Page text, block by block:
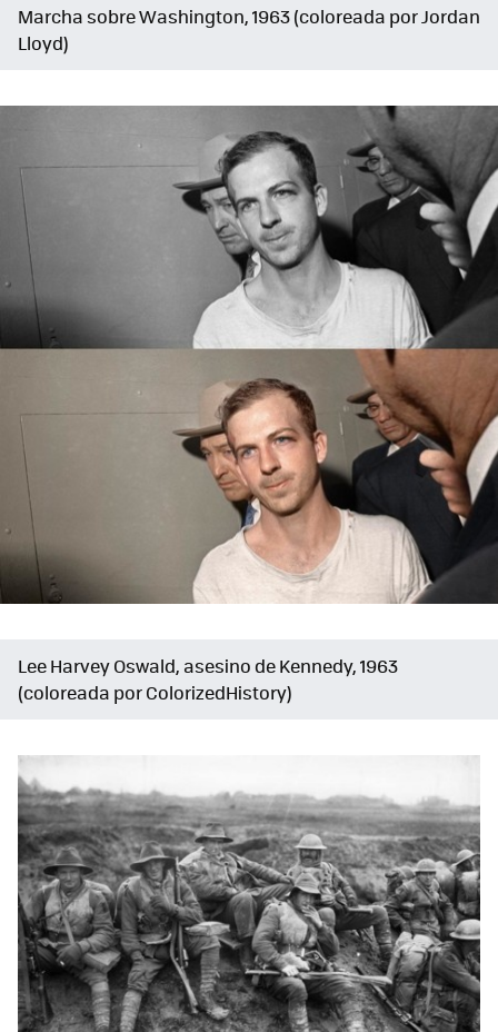
Marcha sobre Washington, 1963 (coloreada por Jordan
Lloyd)
Lee Harvey Oswald, asesino de Kennedy, 1963
(coloreada por ColorizedHistory)